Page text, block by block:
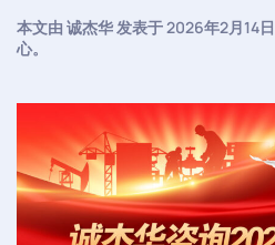
本文由 诚杰华发表于2026年2月14日
心。